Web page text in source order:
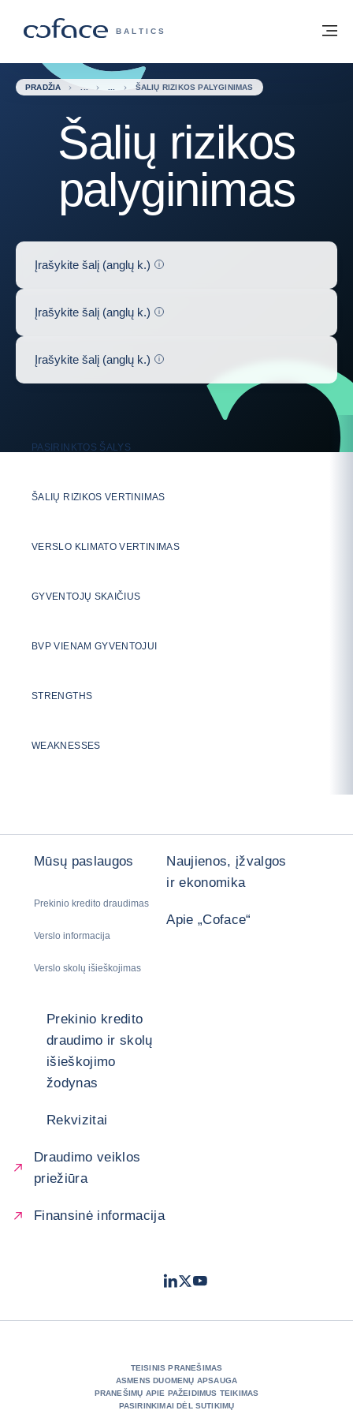
„COFACE“ FOR TRADE - GRUPĖS
BALTICS
Grįžti į pradžią
PRADŽIA ŠALIŲ RIZIKOS PALYGINIMAS
Šalių rizikos
palyginimas
Įrašykite šalį (anglų k.) Help
0
Įrašykite šalį (anglų k.) Help
0
Įrašykite šalį (anglų k.) Help
PASIRINKTOS ŠALYS
ŠALIŲ RIZIKOS VERTINIMAS
VERSLO KLIMATO VERTINIMAS
GYVENTOJŲ SKAIČIUS
BVP VIENAM GYVENTOJUI
STRENGTHS
WEAKNESSES
Mūsų paslaugos
Prekinio kredito draudimas
Verslo informacija
Verslo skolų išieškojimas
Naujienos, įžvalgos
ir ekonomika
Apie „Coface“
Prekinio kredito
draudimo ir skolų
išieškojimo
žodynas
Rekvizitai
Draudimo veiklos
priežiūra
Finansinė informacija
LinkedIn
TwitterYoutube
TEISINIS PRANEŠIMAS
ASMENS DUOMENŲ APSAUGA
PRANEŠIMŲ APIE PAŽEIDIMUS TEIKIMAS
PASIRINKIMAI DĖL SUTIKIMŲ